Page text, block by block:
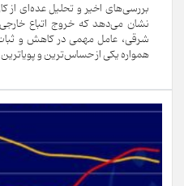
بررسی‌های اخیر و تحلیل عده‌ای از
نشان می‌دهد که خروج اتباع
شرقی، عامل مهمی در کاهش و
همواره یکی از حساس‌ترین و